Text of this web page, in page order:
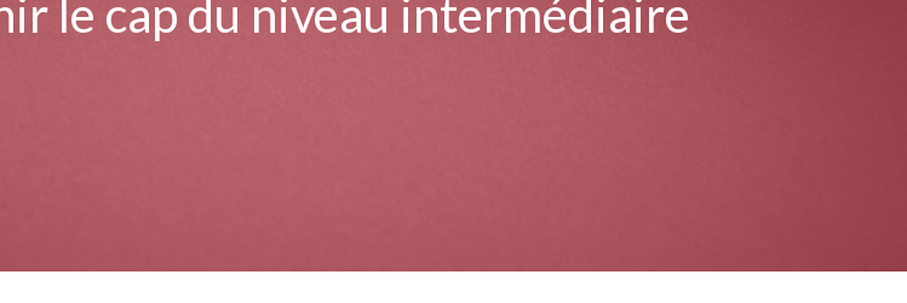
le cap du niveau intermédiaire